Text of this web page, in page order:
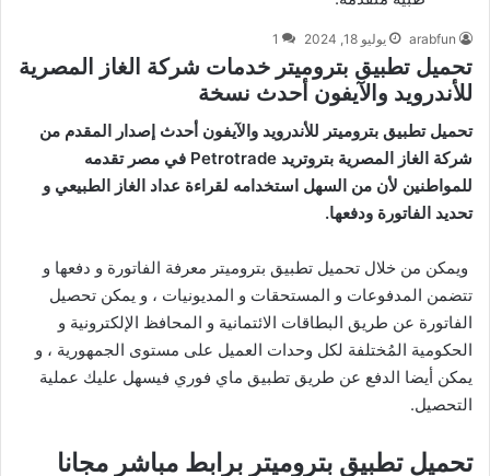
arabfun يوليو 18, 2024 1
تحميل تطبيق بتروميتر خدمات شركة الغاز المصرية
للأندرويد والآيفون أحدث نسخة
تحميل تطبيق بتروميتر للأندرويد والآيفون أحدث إصدار المقدم من
شركة الغاز المصرية بتروتريد Petrotrade في مصر تقدمه
للمواطنين لأن من السهل استخدامه لقراءة عداد الغاز الطبيعي و
تحديد الفاتورة ودفعها.
ويمكن من خلال تحميل تطبيق بتروميتر معرفة الفاتورة و دفعها و
تتضمن المدفوعات و المستحقات و المديونيات ، و يمكن تحصيل
الفاتورة عن طريق البطاقات الائتمانية و المحافظ الإلكترونية و
الحكومية المُختلفة لكل وحدات العميل على مستوى الجمهورية ، و
يمكن أيضا الدفع عن طريق تطبيق ماي فوري فيسهل عليك عملية
التحصيل.
تحميل تطبيق بتروميتر برابط مباشر مجانا